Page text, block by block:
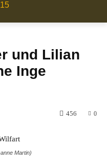
und Lilian
Inge
0
456
Martin)